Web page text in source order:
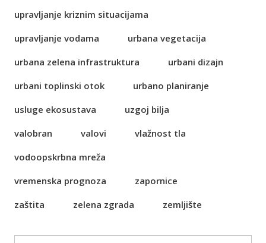
upravljanje kriznim situacijama
upravljanje vodama
urbana vegetacija
urbana zelena infrastruktura
urbani dizajn
urbani toplinski otok
urbano planiranje
usluge ekosustava
uzgoj bilja
valobran
valovi
vlažnost tla
vodoopskrbna mreža
vremenska prognoza
zapornice
zaštita
zelena zgrada zemljište